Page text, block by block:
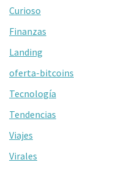
Curioso
Finanzas
Landing
oferta-bitcoins
Tecnología
Tendencias
Viajes
Virales